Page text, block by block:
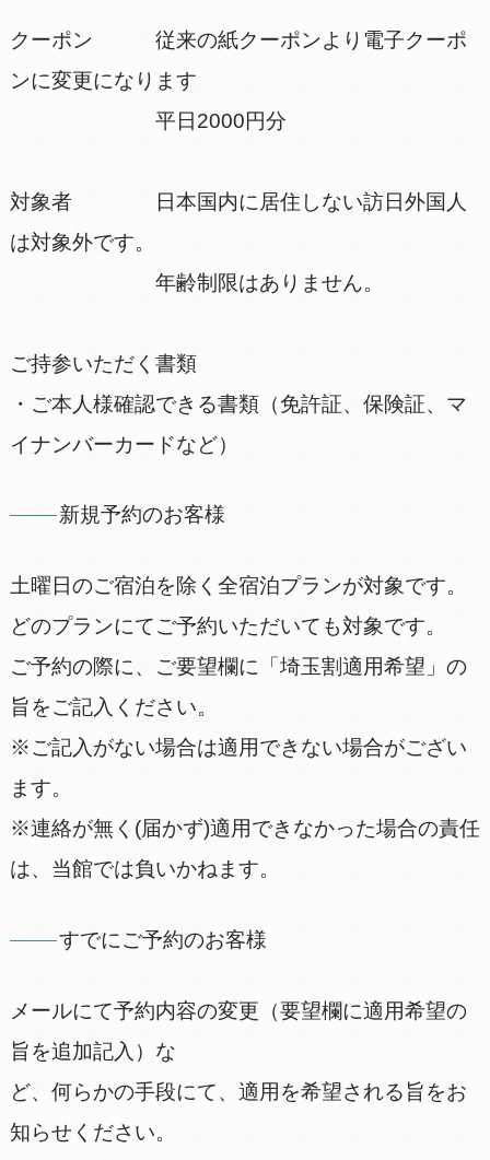
クーポン 従来の紙クーポンより電子クーポ
ンに変更になります
平日2000円分
対象者 日本国内に居住しない訪日外国人
は対象外です。
年齢制限はありません。
ご持参いただく書類
・ご本人様確認できる書類（免許証、保険証、マ
イナンバーカードなど）
新規予約のお客様
土曜日のご宿泊を除く全宿泊プランが対象です。
どのプランにてご予約いただいても対象です。
ご予約の際に、ご要望欄に「埼玉割適用希望」の
旨をご記入ください。
※ご記入がない場合は適用できない場合がござい
ます。
※連絡が無く(届かず)適用できなかった場合の責任
は、当館では負いかねます。
すでにご予約のお客様
メールにて予約内容の変更（要望欄に適用希望の
旨を追加記入）な
ど、何らかの手段にて、適用を希望される旨をお
知らせください。